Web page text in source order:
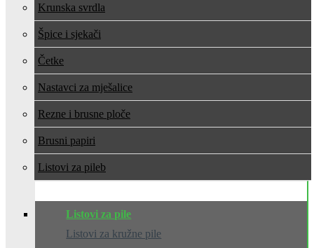
Krunska svrdla
Špice i sjekači
Četke
Nastavci za mješalice
Rezne i brusne ploče
Brusni papiri
Listovi za pile
Listovi za pile
Listovi za kružne pile